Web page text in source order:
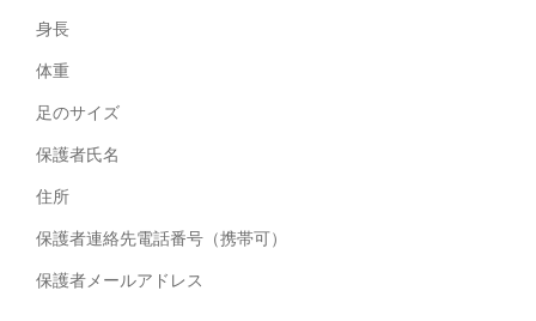
身長
体重
足のサイズ
保護者氏名
住所
保護者連絡先電話番号（携帯可）
保護者メールアドレス